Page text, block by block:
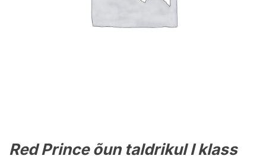
Red Prince õun taldrikul I klass